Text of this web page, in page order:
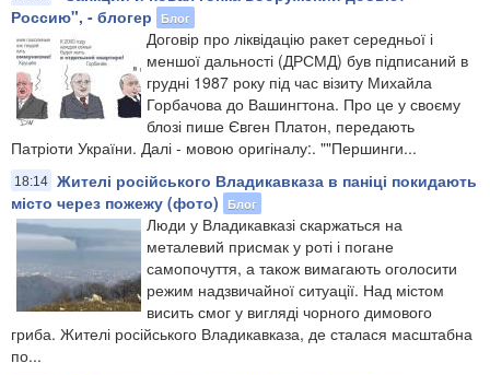
Россию", - блогер
Блог
Договір про ліквідацію ракет середньої і
меншої дальності (ДРСМД) був підписаний в
грудні 1987 року під час візиту Михайла
Горбачова до Вашингтона. Про це у своєму
блозі пише Євген Платон, передають
Патріоти України. Далі - мовою оригіналу:. ""Першинги...
18:14 Жителі російського Владикавказа в паніці покидають
місто через пожежу (фото)
Блог
Люди у Владикавказі скаржаться на
металевий присмак у роті і погане
самопочуття, а також вимагають оголосити
режим надзвичайної ситуації. Над містом
висить смог у вигляді чорного димового
гриба. Жителі російського Владикавказа, де сталася масштабна
по...